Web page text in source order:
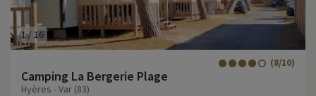
1/ 16
Camping La Bergerie Plage
(8/10)
Hyères - Var (83)